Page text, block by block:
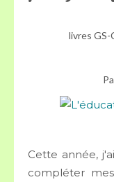
livres GS-
Cette année,
compléter